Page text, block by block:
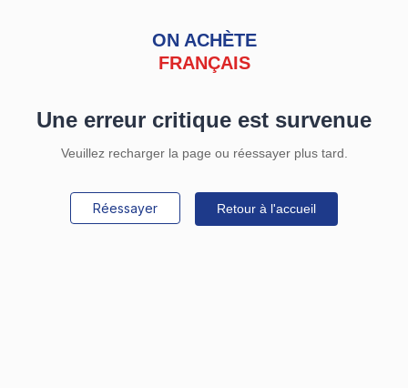
ON ACHÈTE
FRANÇAIS
Une erreur critique est survenue
Veuillez recharger la page ou réessayer plus tard.
Réessayer Retour à l'accueil